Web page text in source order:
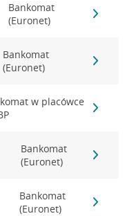
Bankomat
(Euronet)
Bankomat
(Euronet)
w placówce
Bankomat
(Euronet)
Bankomat
(Euronet)